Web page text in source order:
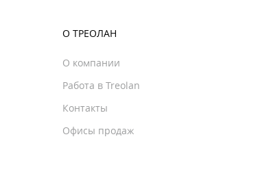
О ТРЕОЛАН
О компании
Работа в Treolan
Контакты
Офисы продаж